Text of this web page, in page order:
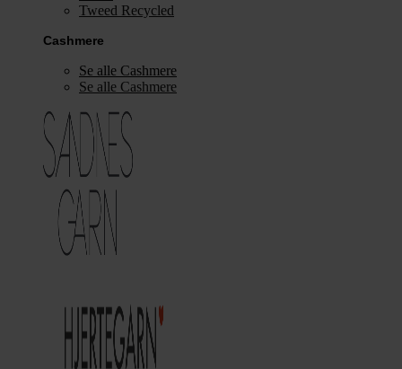
Tweed Recycled
Cashmere
Se alle Cashmere
Se alle Cashmere